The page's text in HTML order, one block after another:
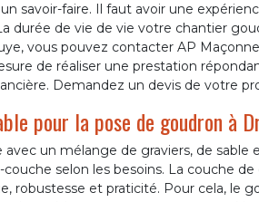
savoir-faire. Il faut avoir une
durée de vie de vie votre chantier
vous pouvez contacter AP
de réaliser une prestation
Demandez un devis de votre
pour la pose de goudron à
un mélange de graviers, de sable
selon les besoins. La couche
robustesse et praticité. Pour cela, le